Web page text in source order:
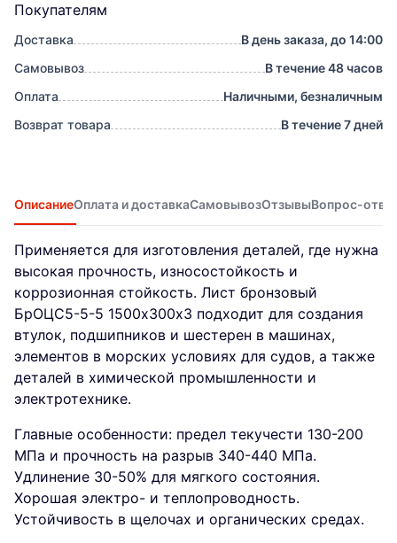
Покупателям
Доставка
В день заказа, до 14:00
Самовывоз
В течение 48 часов
Оплата
Наличными, безналичным
Возврат товара
В течение 7 дней
ОписаниеОплата и доставкаСамовывозОтзывыВопрос-
Применяется для изготовления деталей, где нужна
высокая прочность, износостойкость и
коррозионная стойкость. Лист бронзовый
БрОЦС5-5-5 1500х300х3 подходит для создания
втулок, подшипников и шестерен в машинах,
элементов в морских условиях для судов, а также
деталей в химической промышленности и
электротехнике.
Главные особенности: предел текучести 130-200
МПа и прочность на разрыв 340-440 МПа.
Удлинение 30-50% для мягкого состояния.
Хорошая электро- и теплопроводность.
Устойчивость в щелочах и органических средах.